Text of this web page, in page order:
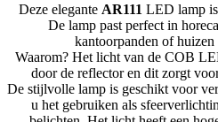
Deze elegante AR111 LED lamp
De lamp past perfect in
kantoorpanden of
Waarom? Het licht van de COB
door de reflector en dit zorgt
De stijlvolle lamp is geschikt voor
u het gebruiken als